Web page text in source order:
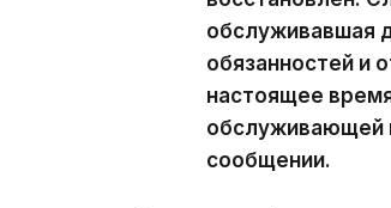
обслуживавшая
обязанностей и
настоящее
обслуживающей
сообщении.